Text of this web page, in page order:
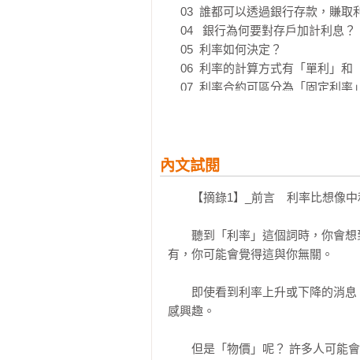
《【圖解】地表最簡單的利率教科
論是上班族、投資者、管理者，皆
識，趁利率波動避險和獲利。
◎本書特色
對景氣反應敏感，最即時、直接的
2. 最平易近人、零基礎立刻上手的
有效降低利率門檻，包羅了72項關
3. 以圖解整理精要資訊為特色，將
一關鍵字一跨頁，圖解插畫輔助文
◎好評推薦（按姓氏筆畫排列）
Jenny｜JC財經觀點創辦人
理財學伴 Cindy & Shirley｜理財學
    04  中央銀行間接控制短期利率
    07  利率若「走高」，則股價「下跌」
內文試閱
【摘錄1】_前言　利率比想像中
聽到「利率」這個詞時，你會想
有，你可能會覺得這與你無關。
即使看到利率上升或下降的消息
感興趣。
但是「物價」呢？ 許多人可能會